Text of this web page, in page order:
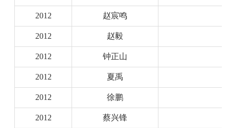
2012 赵宸鸣
2012 赵毅
2012 钟正山
2012 夏禹
2012 徐鹏
2012 蔡兴锋